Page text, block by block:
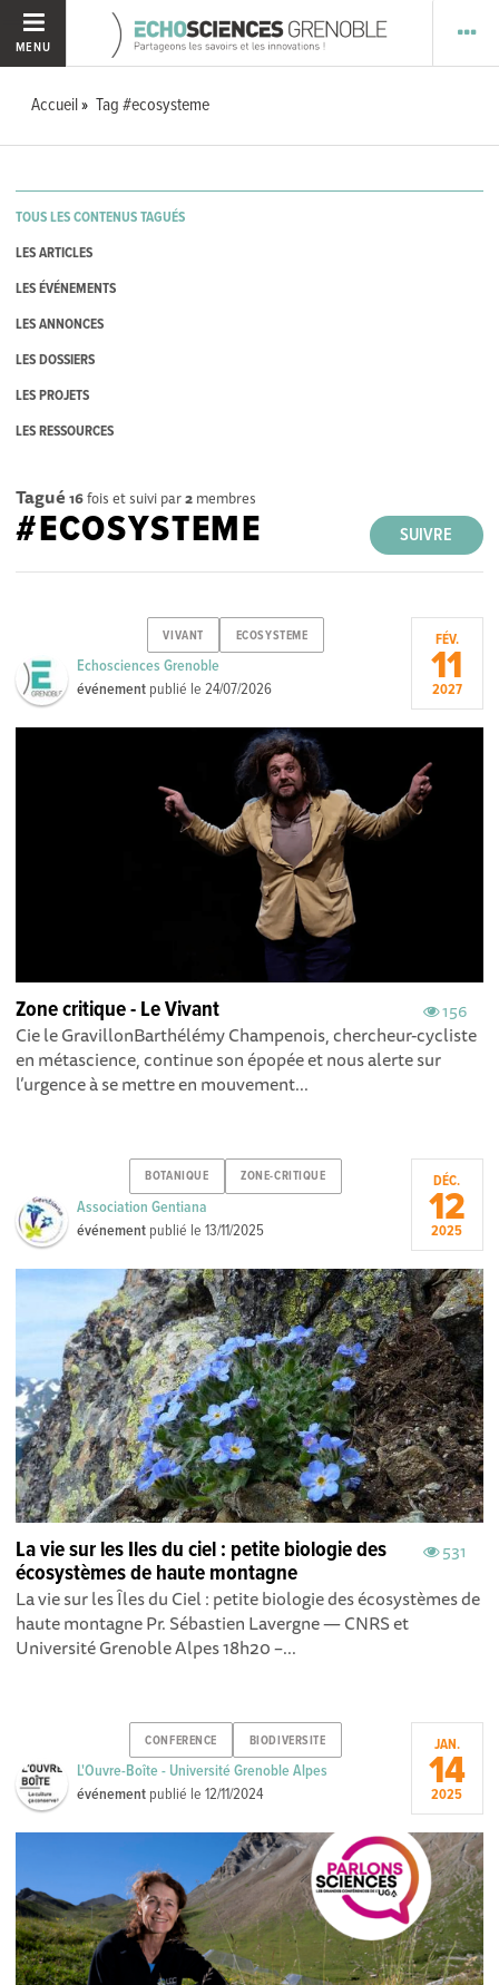
MENU
Accueil Tag #ecosysteme
TOUS LES CONTENUS TAGUÉS
LES ARTICLES
LES ÉVÉNEMENTS
LES ANNONCES
LES DOSSIERS
LES PROJETS
LES RESSOURCES
Tagué 16fois et suivi par2 membres
SUIVRE
#ECOSYSTEME
VIVANT ECOSYSTEME
Echosciences Grenoble
événement publié le24/07/2026
FÉV.
11
2027
156
Zone critique - Le Vivant
Cie le GravillonBarthélémy Champenois, chercheur-cycliste
en métascience, continue son épopée et nous alerte sur
l’urgence à se mettre en mouvement...
BOTANIQUE ZONE-CRITIQUE
Association Gentiana
événement publié le13/11/2025
DÉC.
12
2025
531
La vie sur les Iles du ciel : petite biologie des
écosystèmes de haute montagne
La vie sur les Îles du Ciel : petite biologie des écosystèmes de
haute montagne Pr. Sébastien Lavergne — CNRS et
Université Grenoble Alpes 18h20 –...
CONFERENCE BIODIVERSITE
L'Ouvre-Boîte - Université Grenoble Alpes
événement publié le12/11/2024
JAN.
14
2025